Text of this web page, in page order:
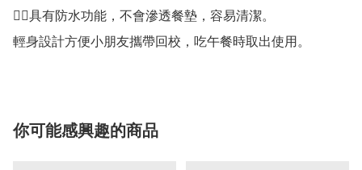
👍🏻具有防水功能，不會滲透餐墊，容易清潔。
輕身設計方便小朋友攜帶回校，吃午餐時取出使用。
你可能感興趣的商品